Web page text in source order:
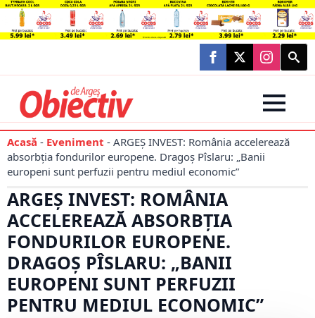
Search
for:
Acasă - Eveniment - ARGEȘ INVEST: România accelerează
absorbția fondurilor europene. Dragoș Pîslaru: „Banii
europeni sunt perfuzii pentru mediul economic”
ARGEȘ INVEST: ROMÂNIA
ACCELEREAZĂ ABSORBȚIA
FONDURILOR EUROPENE.
DRAGOȘ PÎSLARU: „BANII
EUROPENI SUNT PERFUZII
PENTRU MEDIUL ECONOMIC”